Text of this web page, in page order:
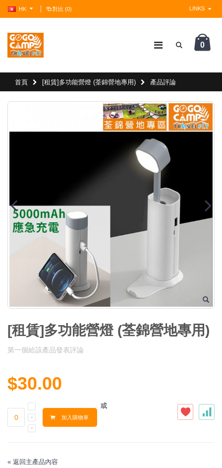
HK 對比 (0) LINKS
0
首頁 [租賃]多功能營燈 (荃錦營地專用) 產品評論
[租賃]多功能營燈 (荃錦營地專用)
第一個給該產品發表評論
$30.00
加入購物車
或
« 返回主產品內容